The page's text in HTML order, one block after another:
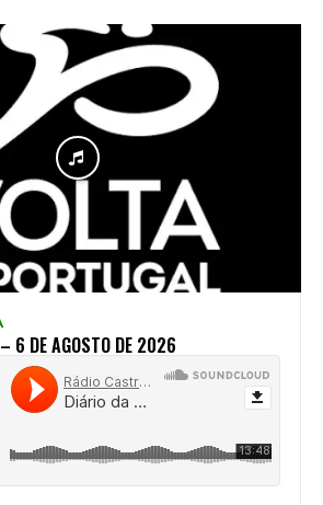
6 DE AGOSTO DE 2026